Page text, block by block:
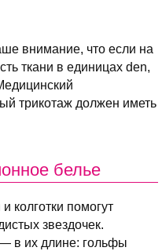
внимание, что если на
ткани в единицах den,
трикотаж должен иметь
белье
колготки помогут
звездочек.
в их длине: гольфы